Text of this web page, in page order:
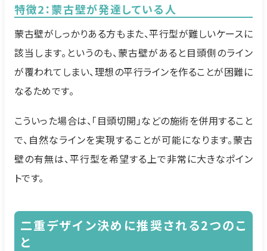
特徴2：蒙古壁が発達している人
蒙古壁がしっかりある方もまた、平行型が難しいケースに
該当します。というのも、蒙古壁があると目頭側のライン
が覆われてしまい、理想の平行ラインを作ることが困難に
なるためです。
こういった場合は、「目頭切開」などの施術を併用すること
で、自然なラインを実現することが可能になります。蒙古
壁の有無は、平行型を希望する上で非常に大きなポイン
トです。
二重デザイン決めに推奨される2つのこ
と